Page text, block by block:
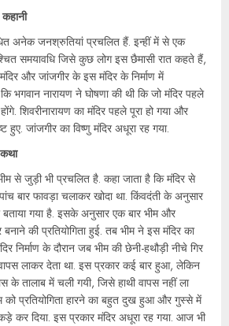
अनेक जनश्रुतियां प्रचलित हैं. इन्‍हीं में से एक
समयावधि जिसे कुछ लोग इस छैमासी रात कहते हैं,
और जांजगीर के इस मंदिर के निर्माण में
भगवान नारायण ने घोषणा की थी कि जो मंदिर पहले
शिवरीनारायण का मंदिर पहले पूरा हो गया और
हुए. जांजगीर का विष्णु मंदिर अधूरा रह गया.
से जुड़ी भी प्रचलित है. कहा जाता है कि मंदिर से
बार फावड़ा चलाकर खोदा था. किंवदंती के अनुसार
बताया गया है. इसके अनुसार एक बार भीम और
बनाने की प्रतियोगिता हुई. तब भीम ने इस मंदिर का
निर्माण के दौरान जब भीम की छेनी-हथौड़ी नीचे गिर
लाकर देता था. इस प्रकार कई बार हुआ, लेकिन
के तालाब में चली गयी, जिसे हाथी वापस नहीं ला
को प्रतियोगिता हारने का बहुत दुख हुआ और गुस्से में
कर दिया. इस प्रकार मंदिर अधूरा रह गया. आज भी